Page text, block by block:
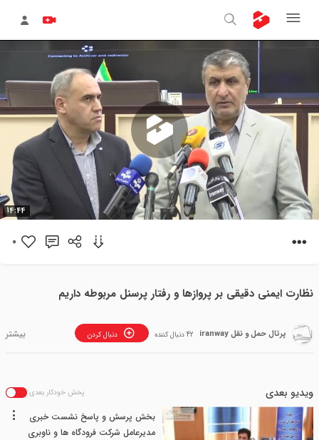
پخش
14:44
0
نظارت ایمنی دقیقی بر پروازها و رفتار پرسنل مربوطه داریم
پرتال حمل و نقل iranway دنبال کردن 42 دنبال کننده
ویدیو بعدی پخش خودکار بعدی
بخش پرسش و پاسخ نشست خبری
مدیرعامل شرکت فرودگاه ها و ناوبری